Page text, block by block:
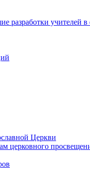
учителей в
Церкви
церковного